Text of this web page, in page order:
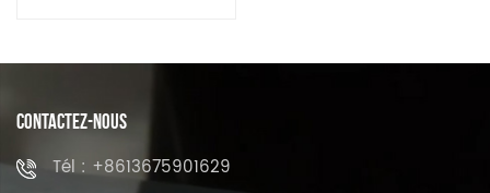
CONTACTEZ-NOUS
Tél : +8613675901629